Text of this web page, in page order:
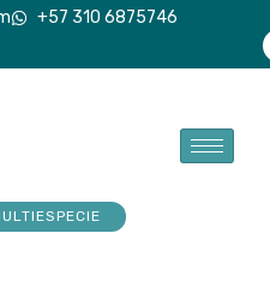
+57 310 6875746